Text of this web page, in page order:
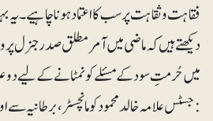
فقاہت وثقاہت پر سب کا اعتماد ہونا چاہیے۔
میں حُرمتِ سود کے مسئلے کو نمٹانے کے لیے دو
:جسٹس علامہ خالد محمود کو مانچسٹر، برطانیہ